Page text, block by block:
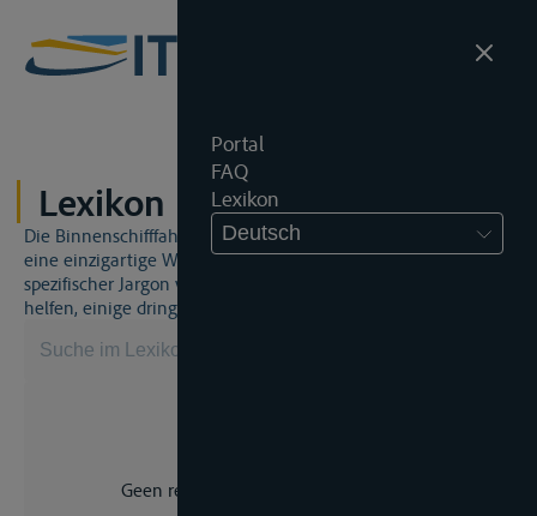
Portal
FAQ
Lexikon
Deutsch
Lexikon
Die Binnenschifffahrt und das Binnenschifffahrtsrecht sind
eine einzigartige Welt. Dies bedeutet, dass häufig ein
spezifischer Jargon verwendet wird. Dieses Lexikon wird Ihnen
helfen, einige dringend benötigte Begriffe zu beherrschen.
Geen resultaat voor uw zoekopdracht.